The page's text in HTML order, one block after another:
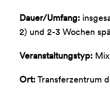
Dauer/Umfang:
2) und 2-3 Wochen
Veranstaltungstyp:
Ort:Transferzentrum